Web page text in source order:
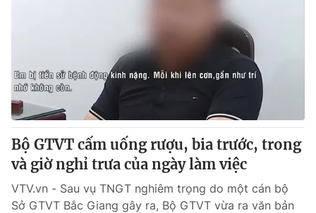
Bộ GTVT cấm uống rượu, bia trước, trong
và giờ nghỉ trưa của ngày làm việc
VTV.vn - Sau vụ TNGT nghiêm trọng do một cán bộ
Sở GTVT Bắc Giang gây ra, Bộ GTVT vừa ra văn bản